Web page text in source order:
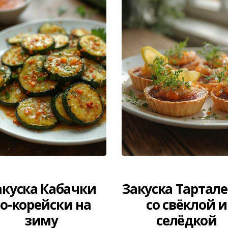
Кабачки
корейски на
зиму
Закуска
со свёклой и
селёдкой